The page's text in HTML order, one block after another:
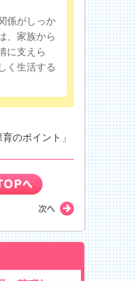
係がしっか
、家族から
に支えら
く生活する
ポイント」